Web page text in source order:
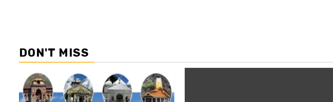
DON'T MISS